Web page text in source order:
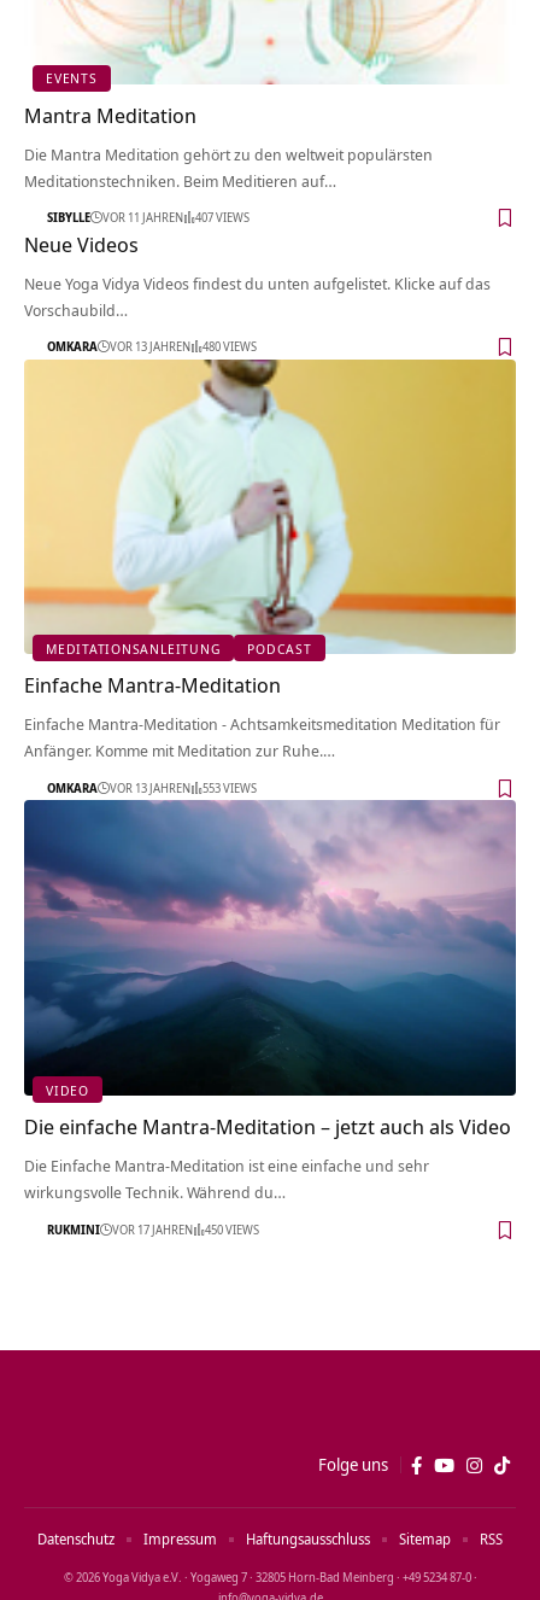
EVENTS
Mantra Meditation
Die Mantra Meditation gehört zu den weltweit populärsten
Meditationstechniken. Beim Meditieren auf…
SIBYLLE VOR 11 JAHREN 407 VIEWS
Neue Videos
Neue Yoga Vidya Videos findest du unten aufgelistet. Klicke auf das
Vorschaubild…
OMKARA VOR 13 JAHREN 480 VIEWS
MEDITATIONSANLEITUNG PODCAST
Einfache Mantra-Meditation
Einfache Mantra-Meditation - Achtsamkeitsmeditation Meditation für
Anfänger. Komme mit Meditation zur Ruhe.…
OMKARA VOR 13 JAHREN 553 VIEWS
VIDEO
Die einfache Mantra-Meditation – jetzt auch als Video
Die Einfache Mantra-Meditation ist eine einfache und sehr
wirkungsvolle Technik. Während du…
RUKMINI VOR 17 JAHREN 450 VIEWS
Folge uns
© 2026 Yoga Vidya e.V. · Yogaweg 7 · 32805 Horn‑Bad Meinberg · +49 5234 87‑0 ·
Datenschutz Impressum Haftungsausschluss Sitemap RSS